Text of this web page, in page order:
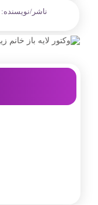
ناشر/نویسنده: